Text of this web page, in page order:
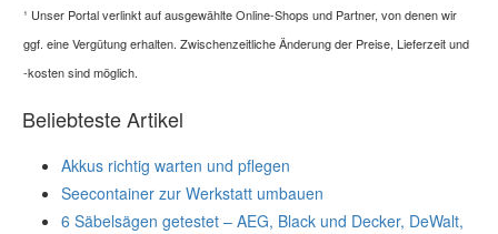
¹ Unser Portal verlinkt auf ausgewählte Online-Shops und Partner, von denen wir
ggf. eine Vergütung erhalten. Zwischenzeitliche Änderung der Preise, Lieferzeit und
-kosten sind möglich.
Beliebteste Artikel
Akkus richtig warten und pflegen
Seecontainer zur Werkstatt umbauen
6 Säbelsägen getestet – AEG, Black und Decker, DeWalt,